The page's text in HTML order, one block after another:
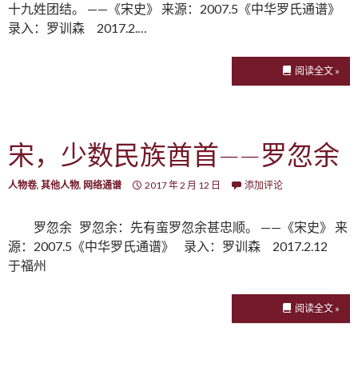
十九姓团结。 ——《宋史》 来源：2007.5《中华罗氏通谱》
录入：罗训森 2017.2.…
阅读全文 »
宋，少数民族酋首——罗忽余
人物卷, 其他人物, 网络通谱 2017 年 2 月 12 日 添加评论
罗忽余 罗忽余：先有蛮罗忽余甚忠顺。 ——《宋史》 来
源：2007.5《中华罗氏通谱》 录入：罗训森 2017.2.12
于福州
阅读全文 »